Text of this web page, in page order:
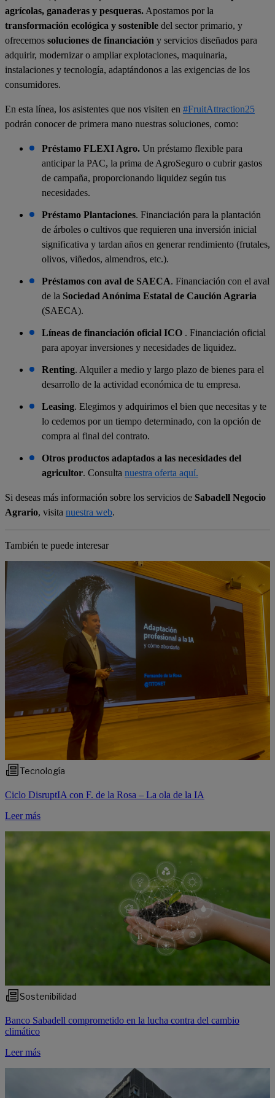
agrícolas, ganaderas y pesqueras. Apostamos por la
transformación ecológica y sostenible del sector primario, y
ofrecemos soluciones de financiación y servicios diseñados para
adquirir, modernizar o ampliar explotaciones, maquinaria,
instalaciones y tecnología, adaptándonos a las exigencias de los
consumidores.
En esta línea, los asistentes que nos visiten en #FruitAttraction25
podrán conocer de primera mano nuestras soluciones, como:
Préstamo FLEXI Agro. Un préstamo flexible para
anticipar la PAC, la prima de AgroSeguro o cubrir gastos
de campaña, proporcionando liquidez según tus
necesidades.
Préstamo Plantaciones. Financiación para la plantación
de árboles o cultivos que requieren una inversión inicial
significativa y tardan años en generar rendimiento (frutales,
olivos, viñedos, almendros, etc.).
Préstamos con aval de SAECA. Financiación con el aval
de la Sociedad Anónima Estatal de Caución Agraria
(SAECA).
Líneas de financiación oficial ICO . Financiación oficial
para apoyar inversiones y necesidades de liquidez.
Renting. Alquiler a medio y largo plazo de bienes para el
desarrollo de la actividad económica de tu empresa.
Leasing. Elegimos y adquirimos el bien que necesitas y te
lo cedemos por un tiempo determinado, con la opción de
compra al final del contrato.
Otros productos adaptados a las necesidades del
agricultor. Consulta nuestra oferta aquí.
Si deseas más información sobre los servicios de Sabadell Negocio
Agrario, visita nuestra web.
También te puede interesar
Tecnología
Ciclo DisruptIA con F. de la Rosa – La ola de la IA
Leer más
Sostenibilidad
Banco Sabadell comprometido en la lucha contra del cambio
climático
Leer más